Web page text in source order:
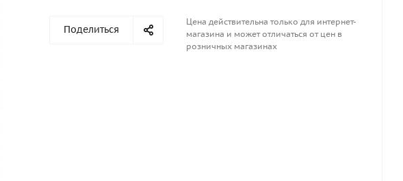
Поделиться
Цена действительна только для интернет-
магазина и может отличаться от цен в
розничных магазинах